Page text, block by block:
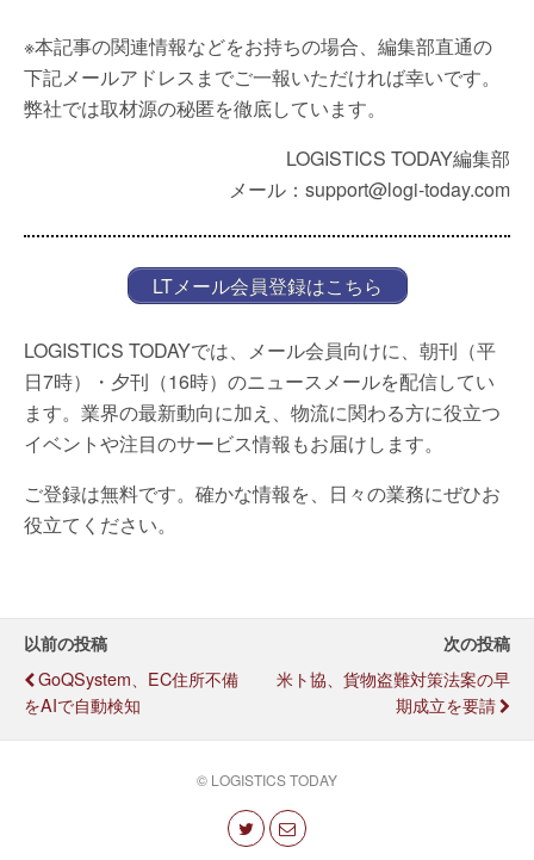
※本記事の関連情報などをお持ちの場合、編集部直通の
下記メールアドレスまでご一報いただければ幸いです。
弊社では取材源の秘匿を徹底しています。
LOGISTICS TODAY編集部
メール：support@logi-today.com
LTメール会員登録はこちら
LOGISTICS TODAYでは、メール会員向けに、朝刊（平
日7時）・夕刊（16時）のニュースメールを配信してい
ます。業界の最新動向に加え、物流に関わる方に役立つ
イベントや注目のサービス情報もお届けします。
ご登録は無料です。確かな情報を、日々の業務にぜひお
役立てください。
以前の投稿
GoQSystem、EC住所不備
をAIで自動検知
次の投稿
米ト協、貨物盗難対策法案の早
期成立を要請
© LOGISTICS TODAY